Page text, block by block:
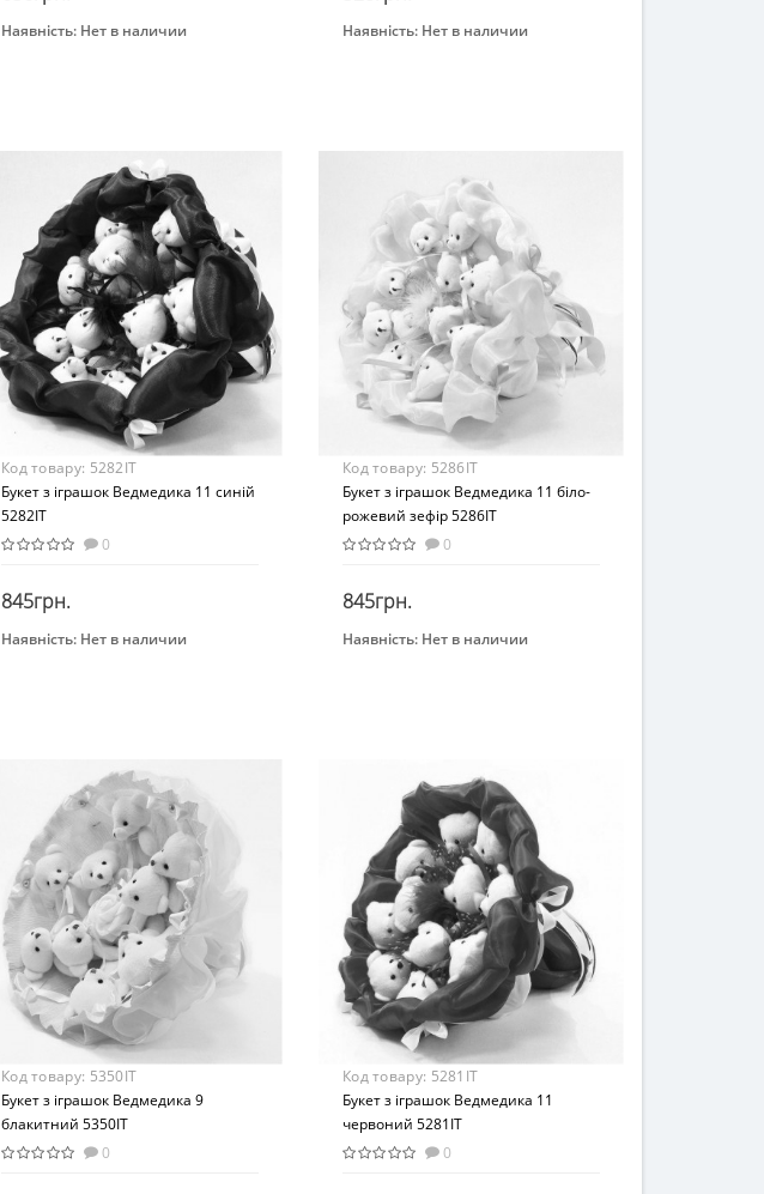
Закінчився
Наявність: Нет в наличии
От 4-х лет
Материал
Текстиль
Закінчився
Наявність: Нет в наличии
Материал
Текстиль
Код товару: 5282IT
Букет з іграшок Ведмедика 11 синій
5282IT
0
845грн.
Закінчився
Наявність: Нет в наличии
Код товару: 5286IT
Букет з іграшок Ведмедика 11 біло-
рожевий зефір 5286IT
0
845грн.
Закінчився
Наявність: Нет в наличии
Код товару: 5350IT
Букет з іграшок Ведмедика 9
блакитний 5350IT
0
Код товару: 5281IT
Букет з іграшок Ведмедика 11
червоний 5281IT
0